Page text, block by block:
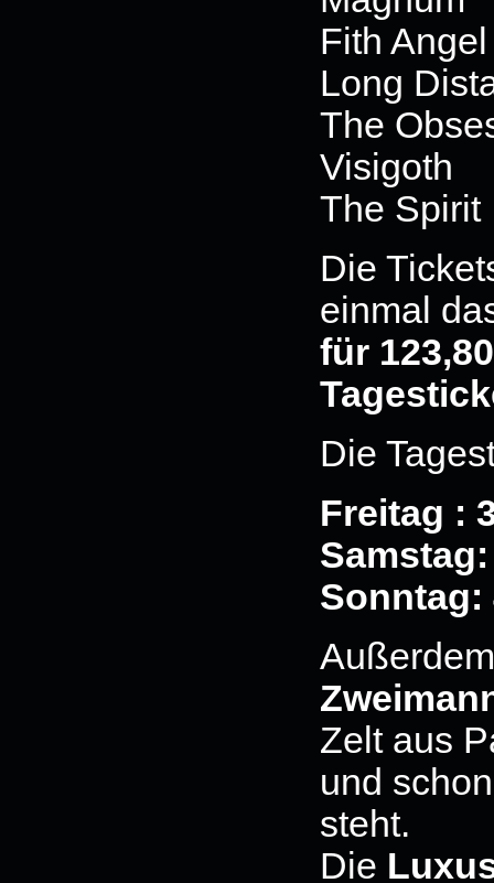
Fith Angel
Long
The
Visigoth
The Spirit
Die
einmal
für
Die
Freitag :
Sonntag:
Zelt aus
und
steht.
Die